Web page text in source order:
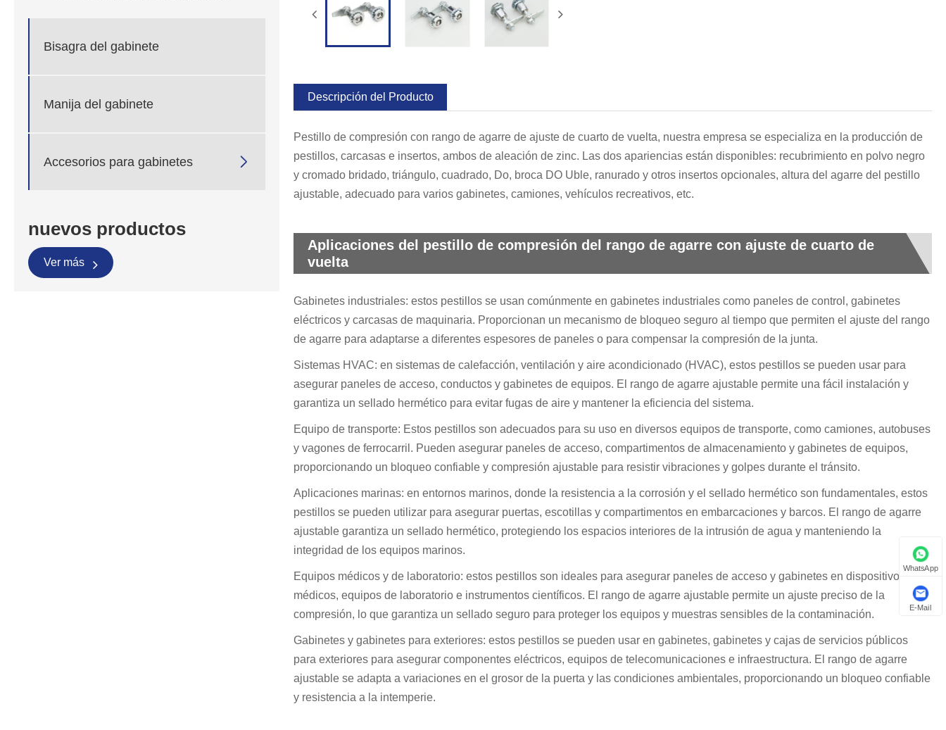
Bisagra del gabinete
Manija del gabinete
Accesorios para gabinetes 
nuevos productos
Ver más
Descripción del Producto
Pestillo de compresión con rango de agarre de ajuste de cuarto de vuelta, nuestra empresa se especializa en la producción de
pestillos, carcasas e insertos, ambos de aleación de zinc. Las dos apariencias están disponibles: recubrimiento en polvo negro
y cromado bridado, triángulo, cuadrado, Do, broca DO Uble, ranurado y otros insertos opcionales, altura del agarre del pestillo
ajustable, adecuado para varios gabinetes, camiones, vehículos recreativos, etc.
Aplicaciones del pestillo de compresión del rango de agarre con ajuste de cuarto de
vuelta
Gabinetes industriales: estos pestillos se usan comúnmente en gabinetes industriales como paneles de control, gabinetes
eléctricos y carcasas de maquinaria. Proporcionan un mecanismo de bloqueo seguro al tiempo que permiten el ajuste del rango
de agarre para adaptarse a diferentes espesores de paneles o para compensar la compresión de la junta.
Sistemas HVAC: en sistemas de calefacción, ventilación y aire acondicionado (HVAC), estos pestillos se pueden usar para
asegurar paneles de acceso, conductos y gabinetes de equipos. El rango de agarre ajustable permite una fácil instalación y
garantiza un sellado hermético para evitar fugas de aire y mantener la eficiencia del sistema.
Equipo de transporte: Estos pestillos son adecuados para su uso en diversos equipos de transporte, como camiones, autobuses
y vagones de ferrocarril. Pueden asegurar paneles de acceso, compartimentos de almacenamiento y gabinetes de equipos,
proporcionando un bloqueo confiable y compresión ajustable para resistir vibraciones y golpes durante el tránsito.
Aplicaciones marinas: en entornos marinos, donde la resistencia a la corrosión y el sellado hermético son fundamentales, estos
pestillos se pueden utilizar para asegurar puertas, escotillas y compartimentos en embarcaciones y barcos. El rango de agarre
ajustable garantiza un sellado hermético, protegiendo los espacios interiores de la intrusión de agua y manteniendo la
integridad de los equipos marinos.
Equipos médicos y de laboratorio: estos pestillos son ideales para asegurar paneles de acceso y gabinetes en dispositivos
médicos, equipos de laboratorio e instrumentos científicos. El rango de agarre ajustable permite un ajuste preciso de la
compresión, lo que garantiza un sellado seguro para proteger los equipos y muestras sensibles de la contaminación.
Gabinetes y gabinetes para exteriores: estos pestillos se pueden usar en gabinetes, gabinetes y cajas de servicios públicos
para exteriores para asegurar componentes eléctricos, equipos de telecomunicaciones e infraestructura. El rango de agarre
ajustable se adapta a variaciones en el grosor de la puerta y las condiciones ambientales, proporcionando un bloqueo confiable
y resistencia a la intemperie.
WhatsApp
E-Mail